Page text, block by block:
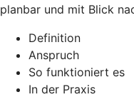
planbar und mit Blick
Definition
Anspruch
So funktioniert es
In der Praxis